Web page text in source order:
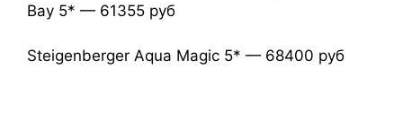
Bay 5* — 61355 руб
Steigenberger Aqua Magic 5* — 68400 руб